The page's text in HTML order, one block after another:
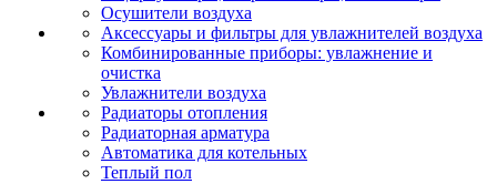
Осушители воздуха
Аксессуары и фильтры для увлажнителей воздуха
Комбинированные приборы: увлажнение и
очистка
Увлажнители воздуха
Радиаторы отопления
Радиаторная арматура
Автоматика для котельных
Теплый пол